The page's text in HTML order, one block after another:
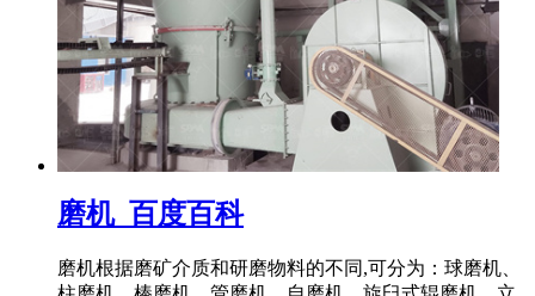
磨机_百度百科
磨机根据磨矿介质和研磨物料的不同,可分为：球磨机、